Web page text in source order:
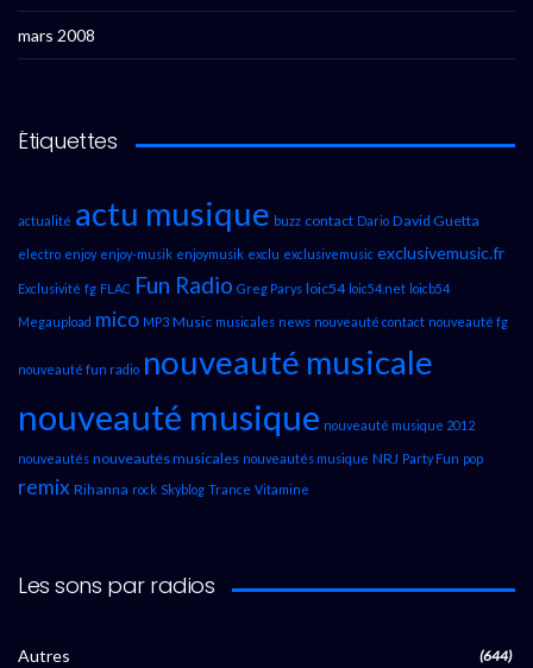
mars 2008
Étiquettes
actualité actu musique buzz contact Dario David Guetta
electro enjoy enjoy-musik enjoymusik exclu exclusivemusic exclusivemusic.fr
Exclusivité fg FLAC Fun Radio Greg Parys loic54 loic54.net loicb54
Megaupload mico MP3 Music musicales news nouveauté contact nouveauté fg
nouveauté fun radio nouveauté musicale
nouveauté musique nouveauté musique 2012
nouveautés nouveautés musicales nouveautés musique NRJ Party Fun pop
remix Rihanna rock Skyblog Trance Vitamine
Les sons par radios
Autres (644)